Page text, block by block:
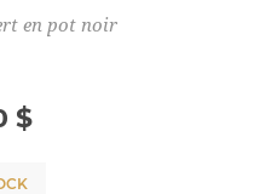
en pot noir
$